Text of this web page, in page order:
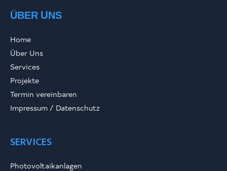
ÜBER UNS
Home
Über Uns
Services
Projekte
Termin vereinbaren
Impressum / Datenschutz
SERVICES
Photovoltaikanlagen